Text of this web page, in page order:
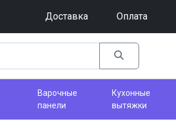
Доставка Оплата
Варочные
панели
Кухонные
вытяжки